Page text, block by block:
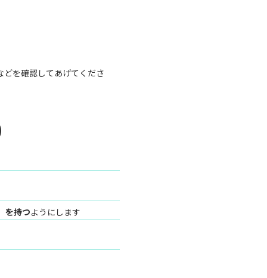
を確認してあげてくださ
を持つようにします